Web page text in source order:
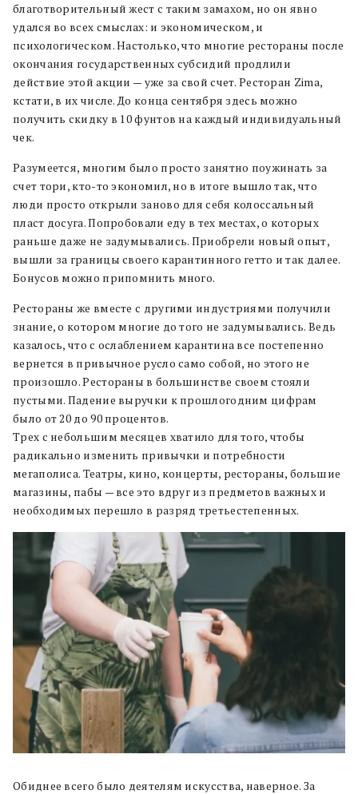
благотворительный жест с таким замахом, но он явно
удался во всех смыслах: и экономическом, и
психологическом. Настолько, что многие рестораны после
окончания государственных субсидий продлили
действие этой акции — уже за свой счет. Ресторан Zima,
кстати, в их числе. До конца сентября здесь можно
получить скидку в 10 фунтов на каждый индивидуальный
чек.
Разумеется, многим было просто занятно поужинать за
счет тори, кто-то экономил, но в итоге вышло так, что
люди просто открыли заново для себя колоссальный
пласт досуга. Попробовали еду в тех местах, о которых
раньше даже не задумывались. Приобрели новый опыт,
вышли за границы своего карантинного гетто и так далее.
Бонусов можно припомнить много.
Рестораны же вместе с другими индустриями получили
знание, о котором многие до того не задумывались. Ведь
казалось, что с ослаблением карантина все постепенно
вернется в привычное русло само собой, но этого не
произошло. Рестораны в большинстве своем стояли
пустыми. Падение выручки к прошлогодним цифрам
было от 20 до 90 процентов.
Трех с небольшим месяцев хватило для того, чтобы
радикально изменить привычки и потребности
мегаполиса. Театры, кино, концерты, рестораны, большие
магазины, пабы — все это вдруг из предметов важных и
необходимых перешло в разряд третьестепенных.
Обиднее всего было деятелям искусства, наверное. За